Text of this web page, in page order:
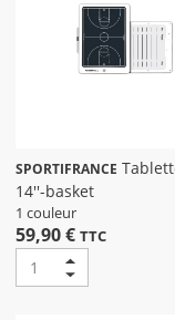
SPORTIFRANCE
14''-basket
1 couleur
59,90 € TTC